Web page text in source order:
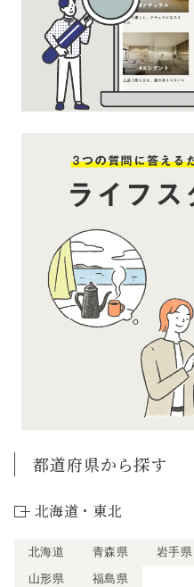
都道府県から探す
北海道・東北
北海道 青森県 岩手県
山形県
福島県